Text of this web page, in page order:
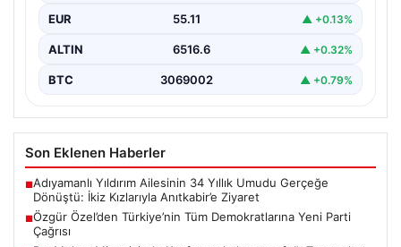
EUR 55.11 ▲ +0.13%
ALTIN 6516.6 ▲ +0.32%
BTC 3069002 ▲ +0.79%
Son Eklenen Haberler
■Adıyamanlı Yıldırım Ailesinin 34 Yıllık Umudu Gerçeğe
Dönüştü: İkiz Kızlarıyla Anıtkabir’e Ziyaret
■Özgür Özel’den Türkiye’nin Tüm Demokratlarına Yeni Parti
Çağrısı